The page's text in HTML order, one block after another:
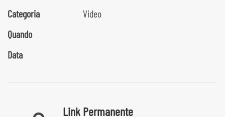
Categoria
Video
Quando
Data
Link Permanente